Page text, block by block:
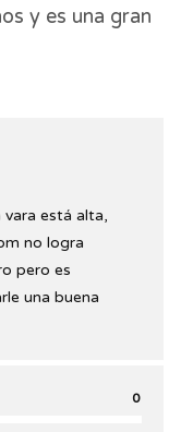
y es una gran
está alta,
no logra
pero es
una buena
0